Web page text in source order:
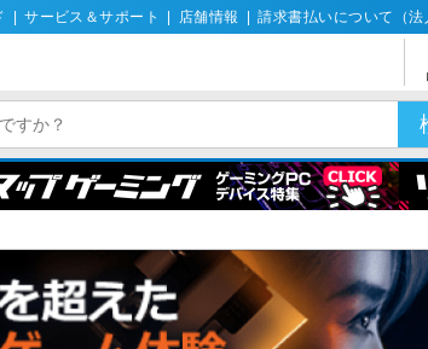
サービス＆サポート 店舗情報 請求書払いについて（法